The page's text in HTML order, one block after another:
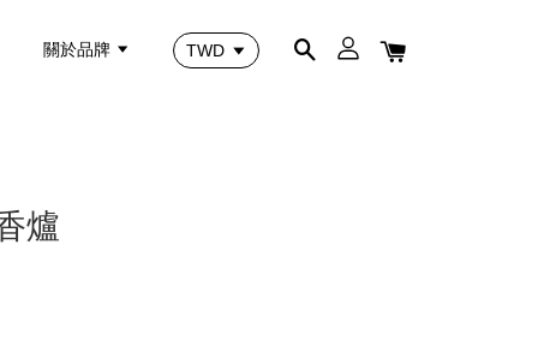
關於品牌
爐